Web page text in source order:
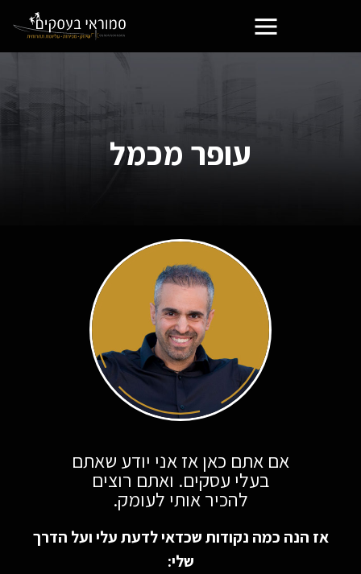
עופר מכמל
אם אתם כאן אז אני יודע שאתם
בעלי עסקים. ואתם רוצים
להכיר אותי לעומק.
אז הנה כמה נקודות שכדאי לדעת עלי ועל הדרך
שלי:​